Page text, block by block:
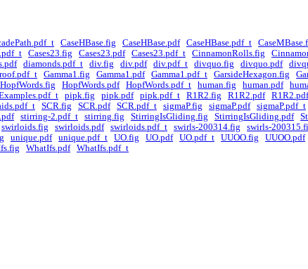
CaseHBase.fig CaseHBase.pdf CaseHBase.pdf_t
Cases23.fig Cases23.pdf Cases23.pdf_t CinnamonRolls.fig
diamonds.pdf_t div.fig div.pdf div.pdf_t divquo.fig divquo.pdf
Gamma1.fig Gamma1.pdf Gamma1.pdf_t GarsideHexagon.fig
HopfWords.fig HopfWords.pdf HopfWords.pdf_t human.fig human.pdf
pipk.fig pipk.pdf pipk.pdf_t R1R2.fig R1R2.pdf
SCR.fig SCR.pdf SCR.pdf_t sigmaP.fig sigmaP.pdf sigmaP.pdf_t
stirring-2.pdf_t stirring.fig StirringIsGliding.fig StirringIsGliding.pdf
swirloids.fig swirloids.pdf swirloids.pdf_t swirls-200314.fig swirls-
unique.pdf unique.pdf_t UO.fig UO.pdf UO.pdf_t UUOO.fig UUOO.pdf
WhatIfs.pdf WhatIfs.pdf_t